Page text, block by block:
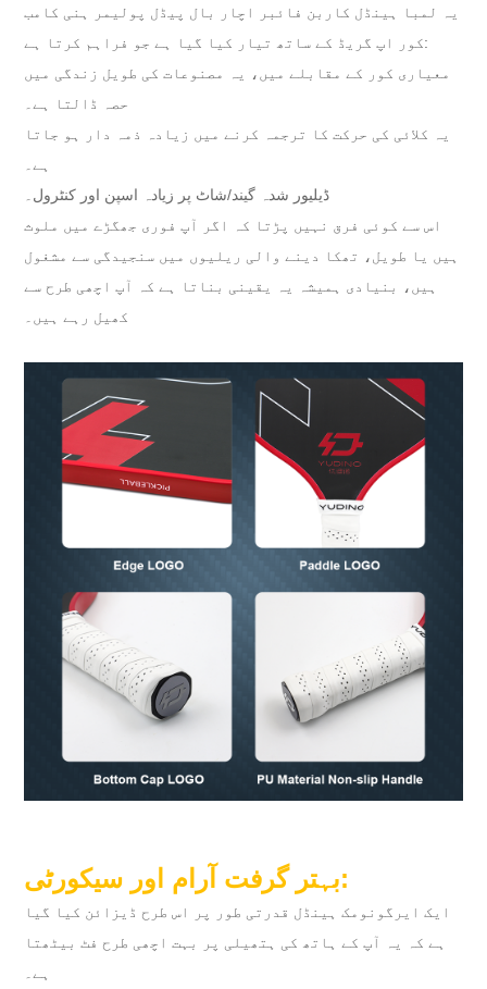
یہ لمبا ہینڈل کاربن فائبر اچار بال پیڈل پولیمر ہنی کامب
کور اپ گریڈ کے ساتھ تیار کیا گیا ہے جو فراہم کرتا ہے:
معیاری کور کے مقابلے میں، یہ مصنوعات کی طویل زندگی میں
حصہ ڈالتا ہے۔
یہ کلائی کی حرکت کا ترجمہ کرنے میں زیادہ ذمہ دار ہو جاتا
ہے۔
ڈیلیور شدہ گیند/شاٹ پر زیادہ اسپن اور کنٹرول۔
اس سے کوئی فرق نہیں پڑتا کہ اگر آپ فوری جھگڑے میں ملوث
ہیں یا طویل، تھکا دینے والی ریلیوں میں سنجیدگی سے مشغول
ہیں، بنیادی ہمیشہ یہ یقینی بناتا ہے کہ آپ اچھی طرح سے
کھیل رہے ہیں۔
بہتر گرفت آرام اور سیکورٹی:
ایک ایرگونومک ہینڈل قدرتی طور پر اس طرح ڈیزائن کیا گیا
ہے کہ یہ آپ کے ہاتھ کی ہتھیلی پر بہت اچھی طرح فٹ بیٹھتا
ہے۔